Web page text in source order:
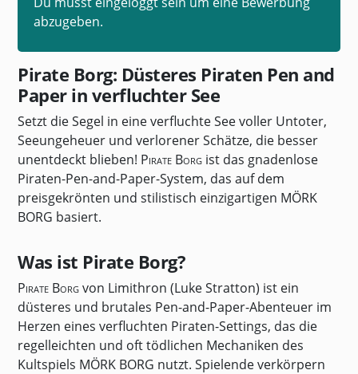
abzugeben.
Pirate Borg: Düsteres Piraten Pen and
Paper in verfluchter See
Setzt die Segel in eine verfluchte See voller Untoter,
Seeungeheuer und verlorener Schätze, die besser
unentdeckt blieben! Pirate Borg ist das gnadenlose
Piraten-Pen-and-Paper-System, das auf dem
preisgekrönten und stilistisch einzigartigen MÖRK
BORG basiert.
Was ist Pirate Borg?
Pirate Borgvon Limithron (Luke Stratton) ist ein
düsteres und brutales Pen-and-Paper-Abenteuer im
Herzen eines verfluchten Piraten-Settings, das die
regelleichten und oft tödlichen Mechaniken des
Kultspiels MÖRK BORG nutzt. Spielende verkörpern